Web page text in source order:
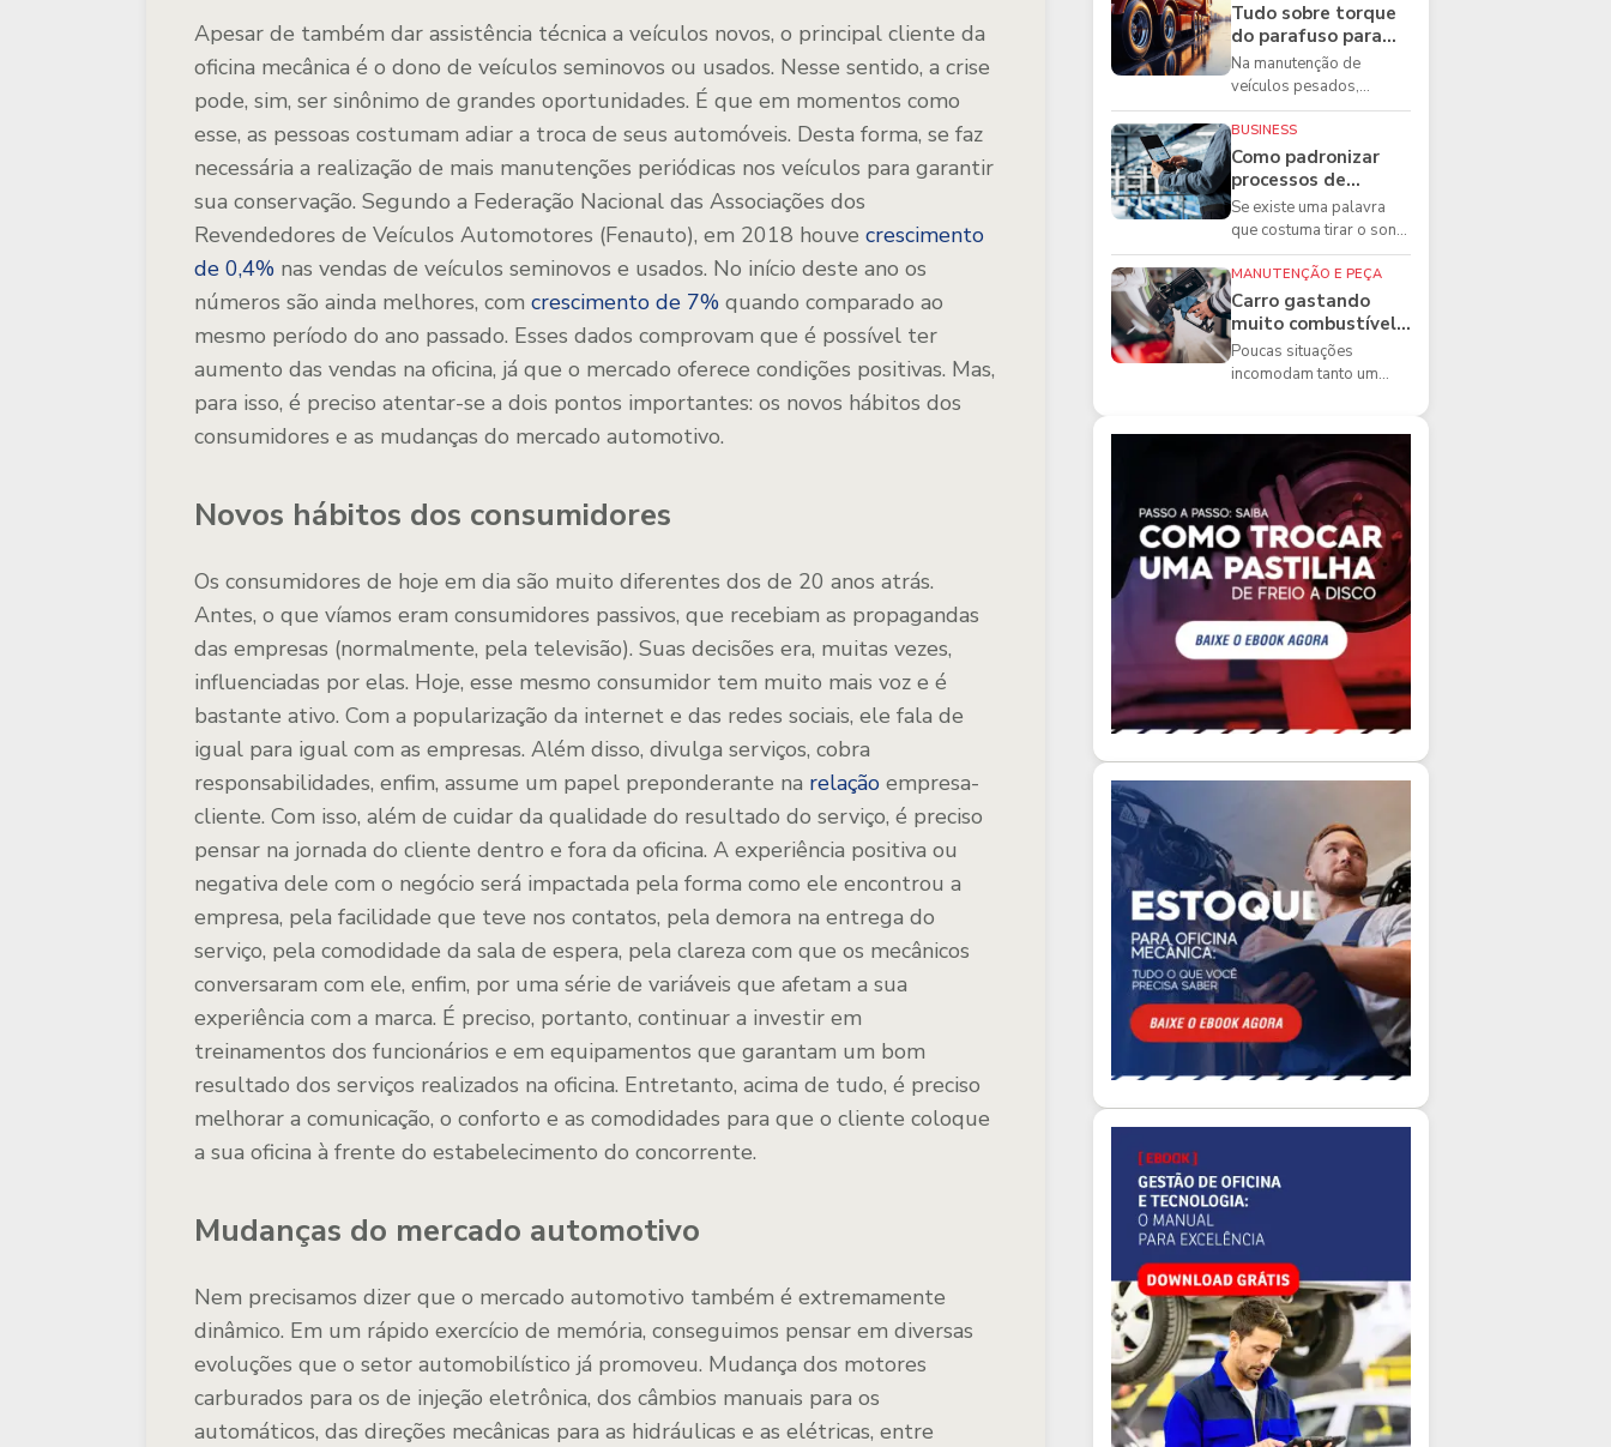
Apesar de também dar assistência técnica a veículos novos, o principal cliente da
oficina mecânica é o dono de veículos seminovos ou usados. Nesse sentido, a crise
pode, sim, ser sinônimo de grandes oportunidades. É que em momentos como
esse, as pessoas costumam adiar a troca de seus automóveis. Desta forma, se faz
necessária a realização de mais manutenções periódicas nos veículos para garantir
sua conservação. Segundo a Federação Nacional das Associações dos
Revendedores de Veículos Automotores (Fenauto), em 2018 houve crescimento
de 0,4% nas vendas de veículos seminovos e usados. No início deste ano os
números são ainda melhores, com crescimento de 7% quando comparado ao
mesmo período do ano passado. Esses dados comprovam que é possível ter
aumento das vendas na oficina, já que o mercado oferece condições positivas. Mas,
para isso, é preciso atentar-se a dois pontos importantes: os novos hábitos dos
consumidores e as mudanças do mercado automotivo.
Novos hábitos dos consumidores
Os consumidores de hoje em dia são muito diferentes dos de 20 anos atrás.
Antes, o que víamos eram consumidores passivos, que recebiam as propagandas
das empresas (normalmente, pela televisão). Suas decisões era, muitas vezes,
influenciadas por elas. Hoje, esse mesmo consumidor tem muito mais voz e é
bastante ativo. Com a popularização da internet e das redes sociais, ele fala de
igual para igual com as empresas. Além disso, divulga serviços, cobra
responsabilidades, enfim, assume um papel preponderante na relação empresa-
cliente. Com isso, além de cuidar da qualidade do resultado do serviço, é preciso
pensar na jornada do cliente dentro e fora da oficina. A experiência positiva ou
negativa dele com o negócio será impactada pela forma como ele encontrou a
empresa, pela facilidade que teve nos contatos, pela demora na entrega do
serviço, pela comodidade da sala de espera, pela clareza com que os mecânicos
conversaram com ele, enfim, por uma série de variáveis que afetam a sua
experiência com a marca. É preciso, portanto, continuar a investir em
treinamentos dos funcionários e em equipamentos que garantam um bom
resultado dos serviços realizados na oficina. Entretanto, acima de tudo, é preciso
melhorar a comunicação, o conforto e as comodidades para que o cliente coloque
a sua oficina à frente do estabelecimento do concorrente.
Mudanças do mercado automotivo
Nem precisamos dizer que o mercado automotivo também é extremamente
dinâmico. Em um rápido exercício de memória, conseguimos pensar em diversas
evoluções que o setor automobilístico já promoveu. Mudança dos motores
carburados para os de injeção eletrônica, dos câmbios manuais para os
automáticos, das direções mecânicas para as hidráulicas e as elétricas, entre
Tudo sobre torque
do parafuso para
caminhões e as
boas práticas que
todo mecânico
precisa conhecer
Na manutenção de
veículos pesados,
existem ferramentas que
fazem diferença direta na
segurança e na ...
BUSINESS
Como padronizar
processos de
manutenção de
frota na oficina
Se existe uma palavra
que costuma tirar o sono
dos gestores de
manutenção, ela é a
imprevisibilidade...
MANUTENÇÃO E PEÇA
Carro gastando
muito combustível:
5 motivos que
podem aumentar o
Poucas situações
incomodam tanto um
acabando mais r...